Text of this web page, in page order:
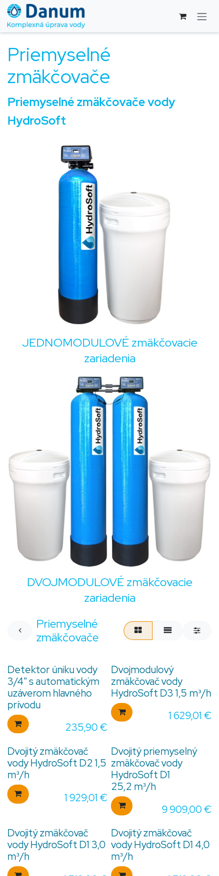
Skip to Content
Priemyselné
zmäkčovače
Priemyselné zmäkčovače vody
HydroSoft
JEDNOMODULOVÉ zmäkčovacie
zariadenia
DVOJMODULOVÉ zmäkčovacie
zariadenia
Priemyselné
zmäkčovače
Detektor úniku vody
3/4" s automatickým
uzáverom hlavného
prívodu
235,90€
Dvojmodulový
zmäkčovač vody
HydroSoft D3 1,5 m³/h
1 629,01€
Dvojitý zmäkčovač
vody HydroSoft D2 1,5
m³/h
1 929,01€
Dvojitý priemyselný
zmäkčovač vody
HydroSoft D1
25,2 m³/h
9 909,00€
Dvojitý zmäkčovač
vody HydroSoft D1 3,0
m³/h
Dvojitý zmäkčovač
vody HydroSoft D1 4,0
m³/h